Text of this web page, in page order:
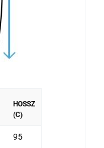
HOSSZ
(C)
95